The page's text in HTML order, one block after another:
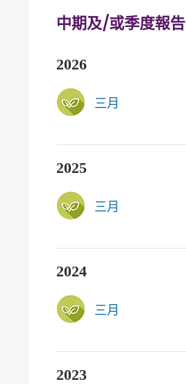
中期及/或季度報告
2026
三月
2025
三月
2024
三月
2023